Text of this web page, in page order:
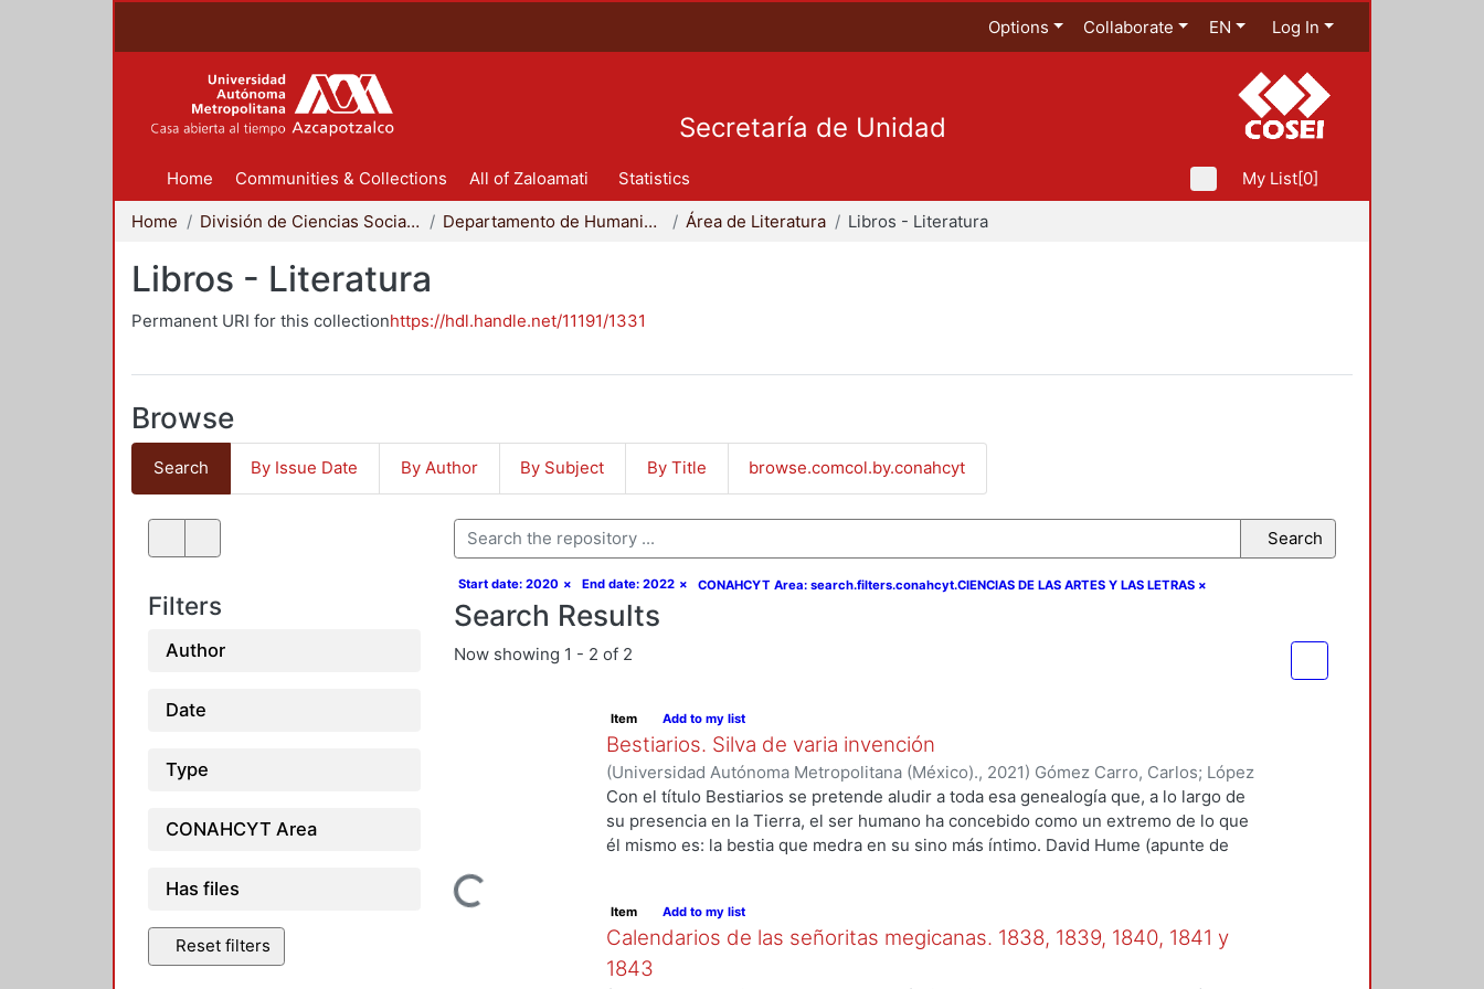
Options Collaborate EN Log In
Secretaría de Unidad
Home Communities & Collections All of Zaloamati Statistics My List[0]
Home División de Ciencias Sociales y Humanidades Departamento de Humanidades Área de Literatura Libros - Literatura
Libros - Literatura
Permanent URI for this collectionhttps://hdl.handle.net/11191/1331
Browse
Search By Issue Date By Author By Subject By Title browse.comcol.by.conahcyt
Filters
Author
Date
Type
CONAHCYT Area
Has files
Reset filters
Search
Start date: 2020 × End date: 2022 × CONAHCYT Area: search.filters.conahcyt.CIENCIAS DE LAS ARTES Y LAS LETRAS ×
Search Results
Now showing 1 - 2 of 2
Loading...
Item Add to my list
Bestiarios. Silva de varia invención
(Universidad Autónoma Metropolitana (México)., 2021) Gómez Carro, Carlos; López
Aguilar, Enrique;Benítez, Ana;Rudoy Callejas, Myriam;Rivas Iturralde, Antonio
Vladimiro;Mata Juarez, Oscar;Rojas, Francisco;Marin, Marco Antonio;Valero
Borrás, Vida; Ito Sugiyama, Gloria ;Ramírez Leyva, Edelmira, comp.;Suárez Escobar,
Con el título Bestiarios se pretende aludir a toda esa genealogía que, a lo largo de
su presencia en la Tierra, el ser humano ha concebido como un extremo de lo que
él mismo es: la bestia que medra en su sino más íntimo. David Hume (apunte de
imaginamos un cíclope, pongamos por caso, ese cíclope (más allá de las alegorías
que pueda suscitarnos) tiene un ojo; y ese bestial ojo es algo que ya existe como
ojo en la realidad. Los cuernos demoniacos son cuernos, así como sus patas de
Item Add to my list
Calendarios de las señoritas megicanas. 1838, 1839, 1840, 1841 y
1843